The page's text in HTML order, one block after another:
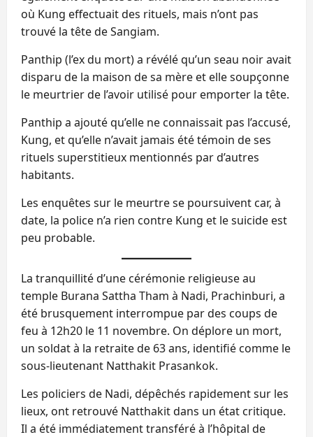
où Kung effectuait des rituels, mais n’ont pas
trouvé la tête de Sangiam.
Panthip (l’ex du mort) a révélé qu’un seau noir avait
disparu de la maison de sa mère et elle soupçonne
le meurtrier de l’avoir utilisé pour emporter la tête.
Panthip a ajouté qu’elle ne connaissait pas l’accusé,
Kung, et qu’elle n’avait jamais été témoin de ses
rituels superstitieux mentionnés par d’autres
habitants.
Les enquêtes sur le meurtre se poursuivent car, à
date, la police n’a rien contre Kung et le suicide est
peu probable.
La tranquillité d’une cérémonie religieuse au
temple Burana Sattha Tham à Nadi, Prachinburi, a
été brusquement interrompue par des coups de
feu à 12h20 le 11 novembre. On déplore un mort,
un soldat à la retraite de 63 ans, identifié comme le
sous-lieutenant Natthakit Prasankok.
Les policiers de Nadi, dépêchés rapidement sur les
lieux, ont retrouvé Natthakit dans un état critique.
Il a été immédiatement transféré à l’hôpital de